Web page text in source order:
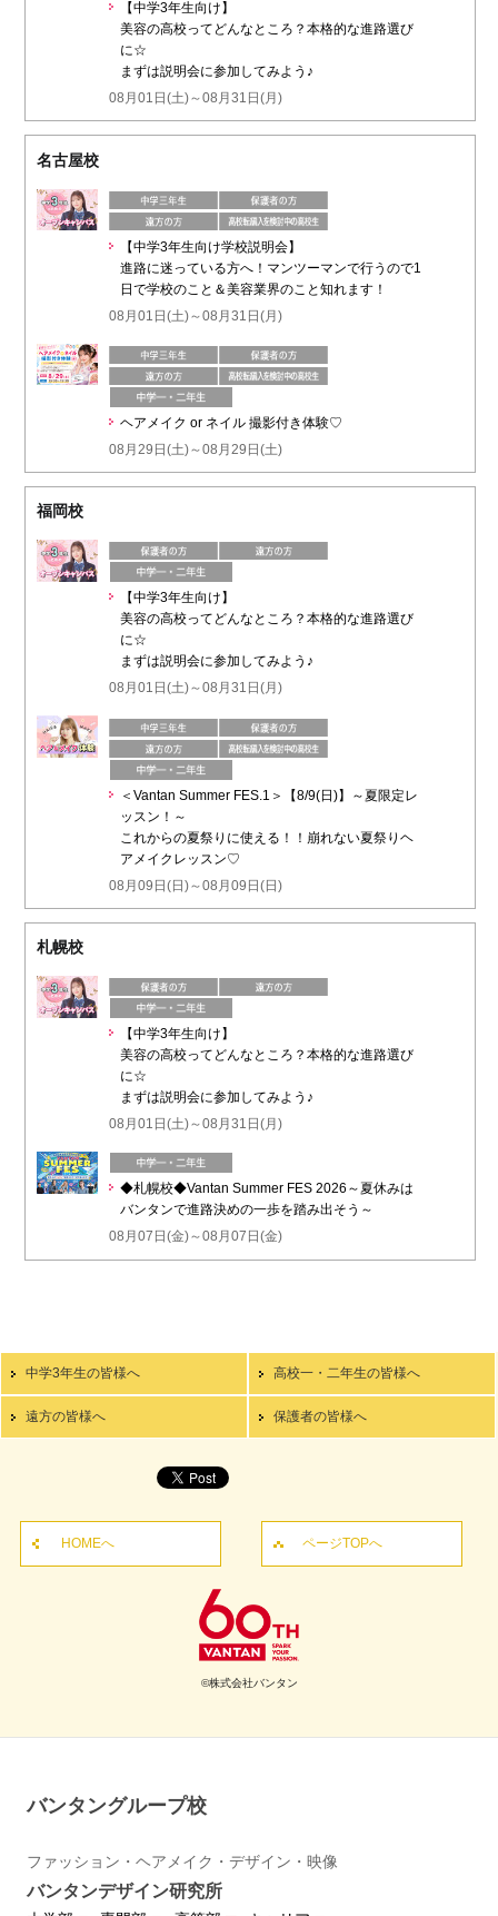
【中学3年生向け】
美容の高校ってどんなところ？本格的な進路選び
に☆
まずは説明会に参加してみよう♪
08月01日(土)～08月31日(月)
名古屋校
【中学3年生向け学校説明会】
進路に迷っている方へ！マンツーマンで行うので1
日で学校のこと＆美容業界のこと知れます！
08月01日(土)～08月31日(月)
ヘアメイク or ネイル 撮影付き体験♡
08月29日(土)～08月29日(土)
福岡校
【中学3年生向け】
美容の高校ってどんなところ？本格的な進路選び
に☆
まずは説明会に参加してみよう♪
08月01日(土)～08月31日(月)
＜Vantan Summer FES.1＞【8/9(日)】～夏限定レ
ッスン！～
これからの夏祭りに使える！！崩れない夏祭りヘ
アメイクレッスン♡
08月09日(日)～08月09日(日)
札幌校
【中学3年生向け】
美容の高校ってどんなところ？本格的な進路選び
に☆
まずは説明会に参加してみよう♪
08月01日(土)～08月31日(月)
◆札幌校◆Vantan Summer FES 2026～夏休みは
バンタンで進路決めの一歩を踏み出そう～
08月07日(金)～08月07日(金)
中学3年生の皆様へ 高校一・二年生の皆様へ
遠方の皆様へ 保護者の皆様へ
HOMEへ ページTOPへ
©株式会社バンタン
バンタングループ校
ファッション・ヘアメイク・デザイン・映像
バンタンデザイン研究所